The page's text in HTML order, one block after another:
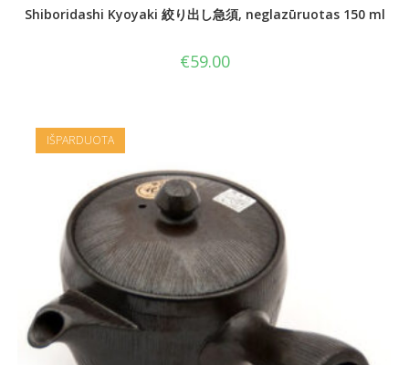
Shiboridashi Kyoyaki 絞り出し急須, neglazūruotas 150 ml
€59.00
IŠPARDUOTA